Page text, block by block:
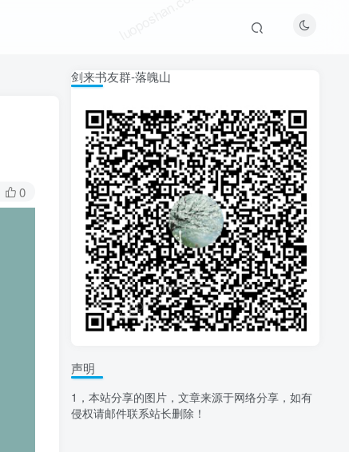
0
luoposhan.com
剑来书友群-落魄山
声明
1，本站分享的图片，文章来源于网络分享，如有
侵权请邮件联系站长删除！